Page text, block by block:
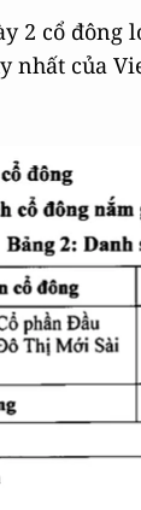
2 cổ đông
nhất của